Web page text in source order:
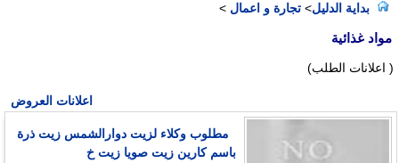
بداية الدليل>تجارة و اعمال >
مواد غذائية
( اعلانات الطلب)
اعلانات العروض
مطلوب وكلاء لزيت دوارالشمس زيت ذرة
باسم كارين زيت صويا زيت خ